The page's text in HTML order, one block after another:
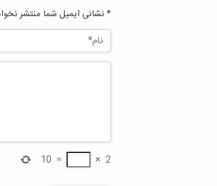
* نشانی ایمیل شما منتشر
2
×
=
10